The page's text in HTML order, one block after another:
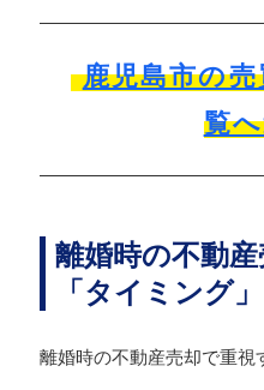
鹿児島市の
覧
離婚時の不動産
「タイミング」
離婚時の不動産売却で重視